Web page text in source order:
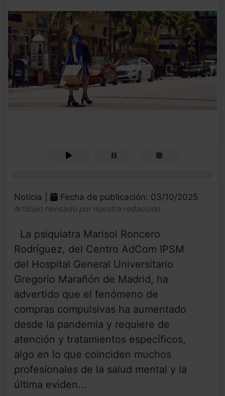
Noticia | Fecha de publicación: 03/10/2025
Artículo revisado por nuestra redacción
La psiquiatra Marisol Roncero
Rodríguez, del Centro AdCom IPSM
del Hospital General Universitario
Gregorio Marañón de Madrid, ha
advertido que el fenómeno de
compras compulsivas ha aumentado
desde la pandemia y requiere de
atención y tratamientos específicos,
algo en lo que coinciden muchos
profesionales de la salud mental y la
última eviden...